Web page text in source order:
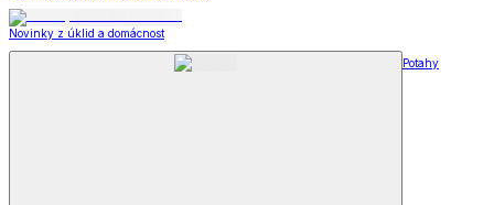
Novinky z úklid a domácnost
Potahy